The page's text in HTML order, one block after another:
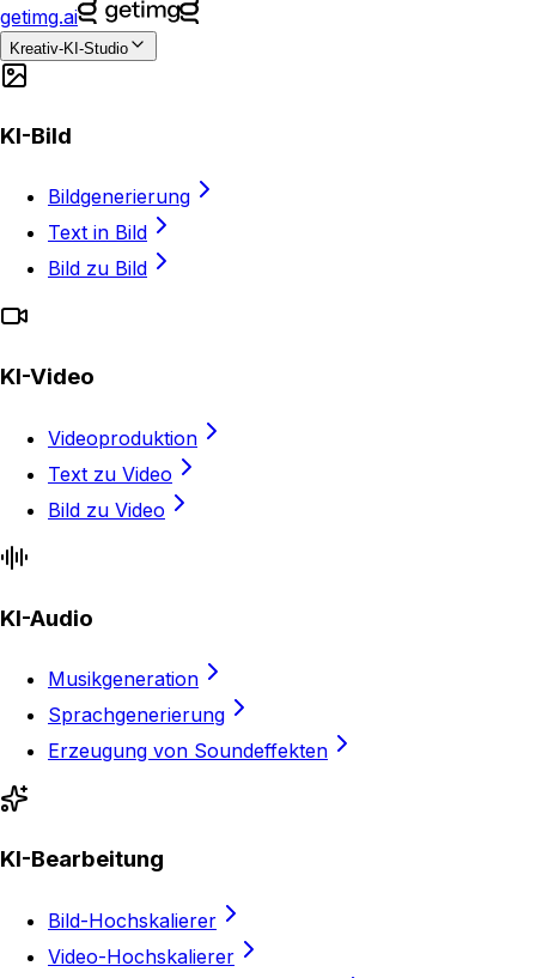
getimg.ai
Kreativ-KI-Studio
KI-Bild
Bildgenerierung
Text in Bild
Bild zu Bild
KI-Video
Videoproduktion
Text zu Video
Bild zu Video
KI-Audio
Musikgeneration
Sprachgenerierung
Erzeugung von Soundeffekten
KI-Bearbeitung
Bild-Hochskalierer
Video-Hochskalierer